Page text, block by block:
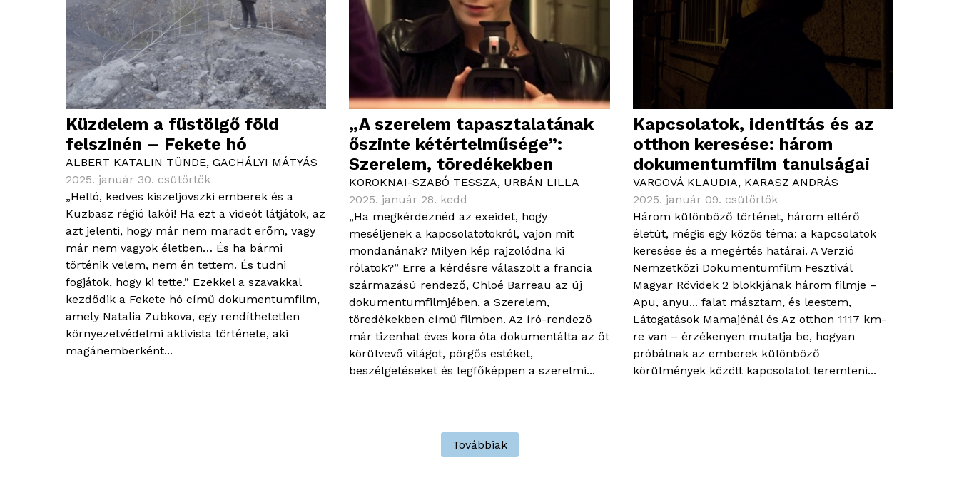
Küzdelem a füstölgő föld
felszínén – Fekete hó
ALBERT KATALIN TÜNDE, GACHÁLYI MÁTYÁS
2025. január 30. csütörtök
„Helló, kedves kiszeljovszki emberek és a
Kuzbasz régió lakói! Ha ezt a videót látjátok, az
azt jelenti, hogy már nem maradt erőm, vagy
már nem vagyok életben… És ha bármi
történik velem, nem én tettem. És tudni
fogjátok, hogy ki tette.” Ezekkel a szavakkal
kezdődik a Fekete hó című dokumentumfilm,
amely Natalia Zubkova, egy rendíthetetlen
környezetvédelmi aktivista története, aki
magánemberként...
„A szerelem tapasztalatának
őszinte kétértelműsége”:
Szerelem, töredékekben
KOROKNAI-SZABÓ TESSZA, URBÁN LILLA
2025. január 28. kedd
„Ha megkérdeznéd az exeidet, hogy
meséljenek a kapcsolatotokról, vajon mit
mondanának? Milyen kép rajzolódna ki
rólatok?” Erre a kérdésre válaszolt a francia
származású rendező, Chloé Barreau az új
dokumentumfilmjében, a Szerelem,
töredékekben című filmben. Az író-rendező
már tizenhat éves kora óta dokumentálta az őt
körülvevő világot, pörgős estéket,
beszélgetéseket és legfőképpen a szerelmi...
Kapcsolatok, identitás és az
otthon keresése: három
dokumentumfilm tanulságai
VARGOVÁ KLAUDIA, KARASZ ANDRÁS
2025. január 09. csütörtök
Három különböző történet, három eltérő
életút, mégis egy közös téma: a kapcsolatok
keresése és a megértés határai. A Verzió
Nemzetközi Dokumentumfilm Fesztivál
Magyar Rövidek 2 blokkjának három filmje –
Apu, anyu... falat másztam, és leestem,
Látogatások Mamajénál és Az otthon 1117 km-
re van – érzékenyen mutatja be, hogyan
próbálnak az emberek különböző
körülmények között kapcsolatot teremteni...
Továbbiak